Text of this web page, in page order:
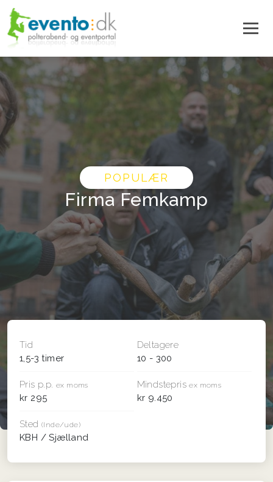
POPULÆR
Firma Femkamp
Tid
1,5-3 timer
Deltagere
10 - 300
Pris p.p. ex moms
kr 295
Mindsteprisex moms
kr 9.450
Sted (Inde/ude)
KBH / Sjælland